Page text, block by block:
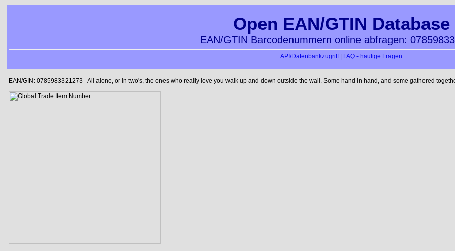
Open EAN/GTIN Database
EAN/GTIN Barcodenummern online abfragen:
API/Datenbankzugriff| FAQ - häufige Fragen
EAN/GIN: 0785983321273 - All alone, or in two's, the ones who really love you walk up and down outside the wall. Some hand in hand, and some gathered